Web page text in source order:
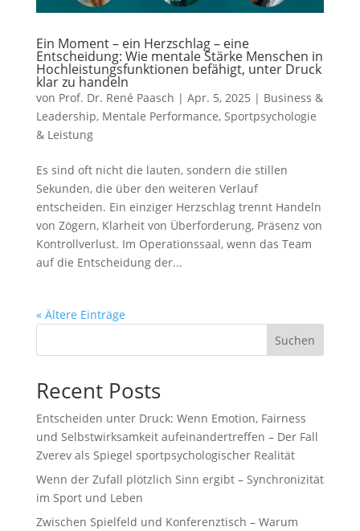
Ein Moment – ein Herzschlag – eine
Entscheidung: Wie mentale Stärke Menschen in
Hochleistungsfunktionen befähigt, unter Druck
klar zu handeln
von Prof. Dr. René Paasch | Apr. 5, 2025 | Business &
Leadership, Mentale Performance, Sportpsychologie
& Leistung
Es sind oft nicht die lauten, sondern die stillen
Sekunden, die über den weiteren Verlauf
entscheiden. Ein einziger Herzschlag trennt Handeln
von Zögern, Klarheit von Überforderung, Präsenz von
Kontrollverlust. Im Operationssaal, wenn das Team
auf die Entscheidung der...
« Ältere Einträge
Suchen
Recent Posts
Entscheiden unter Druck: Wenn Emotion, Fairness
und Selbstwirksamkeit aufeinandertreffen – Der Fall
Zverev als Spiegel sportpsychologischer Realität
Wenn der Zufall plötzlich Sinn ergibt – Synchronizität
im Sport und Leben
Zwischen Spielfeld und Konferenztisch – Warum